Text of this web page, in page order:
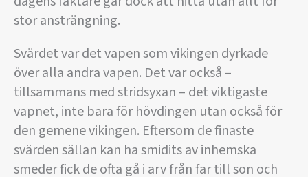
stor ansträngning.
Svärdet var det vapen som vikingen dyrkade
över alla andra vapen. Det var också –
tillsammans med stridsyxan – det viktigaste
vapnet, inte bara för hövdingen utan också för
den gemene vikingen. Eftersom de finaste
svärden sällan kan ha smidits av inhemska
smeder fick de ofta gå i arv från far till son och